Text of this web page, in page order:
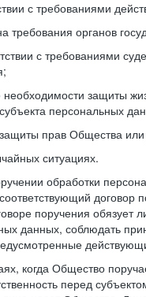
с требованиями
требования органов
с требованиями
защиты
персональных
прав Общества
ситуациях.
обработки
поручения обязует
данных, соблюдать
когда Общество
перед